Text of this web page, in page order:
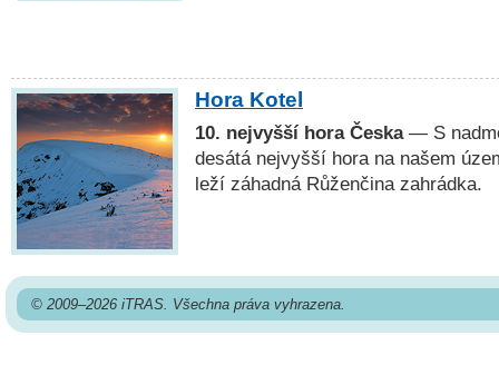
Hora Kotel
10. nejvyšší hora Česka— S
desátá nejvyšší hora na našem
leží záhadná Růženčina zahrádka.
© 2009–2026 iTRAS. Všechna práva vyhrazena.